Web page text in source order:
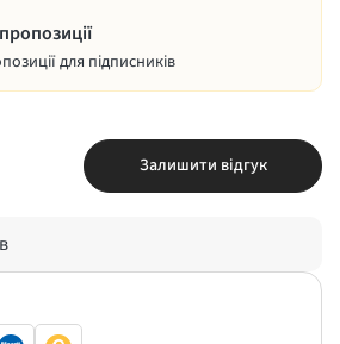
для підписників
Залишити відгук